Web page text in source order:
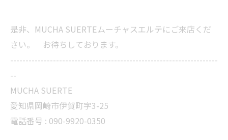
是非、MUCHA SUERTEムーチャスエルテにご来店くだ
さい。 お待ちしております。
--------------------------------------------------------------------
--
MUCHA SUERTE
愛知県岡崎市伊賀町字3-25
電話番号 : 090-9920-0350